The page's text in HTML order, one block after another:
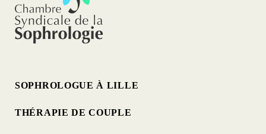
SOPHROLOGUE À LILLE
THÉRAPIE DE COUPLE